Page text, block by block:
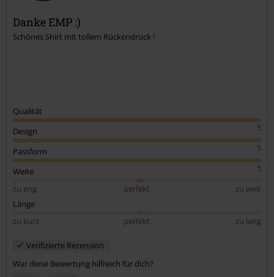
Danke EMP :)
Schönes Shirt mit tollem Rückendruck !
Qualität
5
Design
5
Passform
5
Weite
zu eng
perfekt
zu weit
Länge
zu kurz
perfekt zu lang
Verifizierte Rezension
War diese Bewertung hilfreich für dich?